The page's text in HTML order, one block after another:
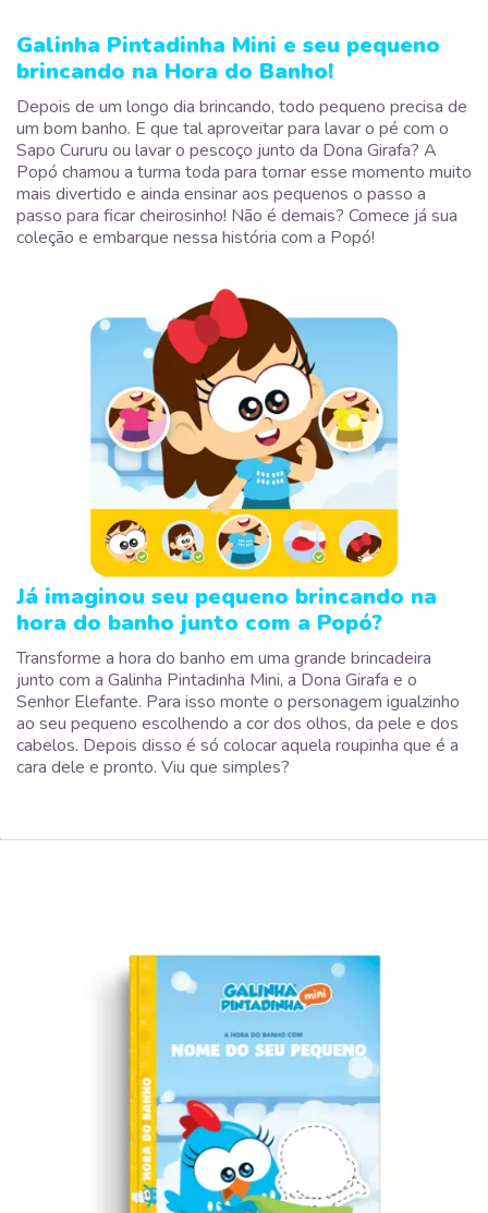
Galinha Pintadinha Mini e seu pequeno
brincando na Hora do Banho!
Depois de um longo dia brincando, todo pequeno precisa de
um bom banho. E que tal aproveitar para lavar o pé com o
Sapo Cururu ou lavar o pescoço junto da Dona Girafa? A
Popó chamou a turma toda para tornar esse momento muito
mais divertido e ainda ensinar aos pequenos o passo a
passo para ficar cheirosinho! Não é demais? Comece já sua
coleção e embarque nessa história com a Popó!
Já imaginou seu pequeno brincando na
hora do banho junto com a Popó?
Transforme a hora do banho em uma grande brincadeira
junto com a Galinha Pintadinha Mini, a Dona Girafa e o
Senhor Elefante. Para isso monte o personagem igualzinho
ao seu pequeno escolhendo a cor dos olhos, da pele e dos
cabelos. Depois disso é só colocar aquela roupinha que é a
cara dele e pronto. Viu que simples?